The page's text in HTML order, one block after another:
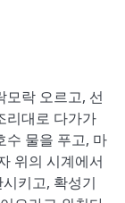
모락 오르고, 선
리대로 다가가
수 물을 푸고, 마
위의 시계에서
키고, 확성기